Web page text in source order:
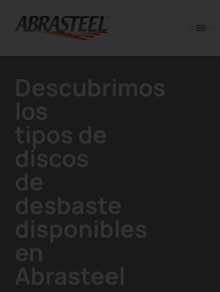
Descubrimos
los
tipos de
discos
de
desbaste
disponibles
en
Abrasteel